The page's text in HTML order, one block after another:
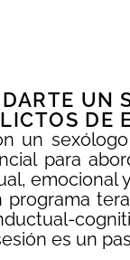
UN
DE
un
para
emocional
programa
es un